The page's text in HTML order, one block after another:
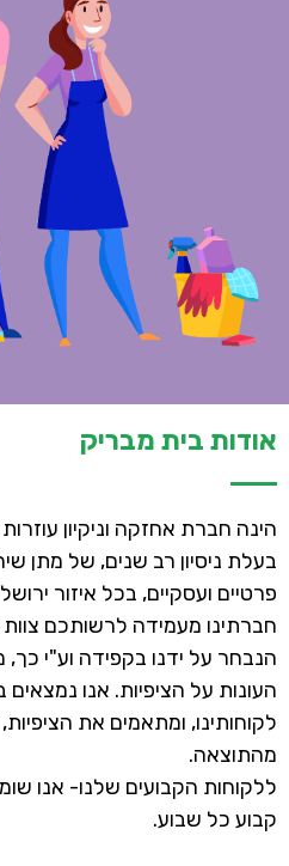
אודות בית מבריק
הינה חברת אחזקה וניקיון
בעלת ניסיון רב שנים, של מתן
פרטיים ועסקיים, בכל איזור
חברתינו מעמידה לרשותכם צוות
הנבחר על ידנו בקפידה וע"י כך,
העונות על הציפיות. אנו
לקוחותינו, ומתאמים את
מהתוצאה.
ללקוחות הקבועים שלנו- אנו
קבוע כל שבוע.